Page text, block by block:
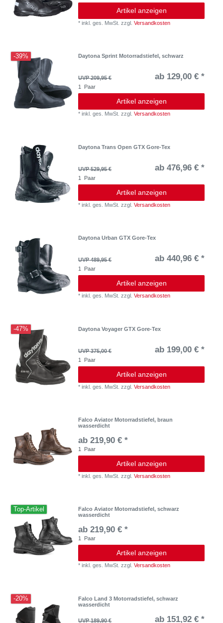
Artikel anzeigen
*inkl. ges. MwSt. zzgl.Versandkosten
-39% Daytona Sprint Motorradstiefel, schwarz
UVP 209,95 € ab 129,00 € *
1 Paar
Artikel anzeigen
*inkl. ges. MwSt. zzgl.Versandkosten
Daytona Trans Open GTX Gore-Tex
UVP 529,95 € ab 476,96 € *
1 Paar
Artikel anzeigen
*inkl. ges. MwSt. zzgl.Versandkosten
Daytona Urban GTX Gore-Tex
UVP 489,95 € ab 440,96 € *
1 Paar
Artikel anzeigen
*inkl. ges. MwSt. zzgl.Versandkosten
-47% Daytona Voyager GTX Gore-Tex
UVP 375,00 € ab 199,00 € *
1 Paar
Artikel anzeigen
*inkl. ges. MwSt. zzgl.Versandkosten
Falco Aviator Motorradstiefel, braun
wasserdicht
ab 219,90 € *
1 Paar
Artikel anzeigen
*inkl. ges. MwSt. zzgl.Versandkosten
Top-Artikel
Falco Aviator Motorradstiefel, schwarz
wasserdicht
ab 219,90 € *
1 Paar
Artikel anzeigen
*inkl. ges. MwSt. zzgl.Versandkosten
-20%
Falco Land 3 Motorradstiefel, schwarz
wasserdicht
UVP 189,90 € ab 151,92 € *